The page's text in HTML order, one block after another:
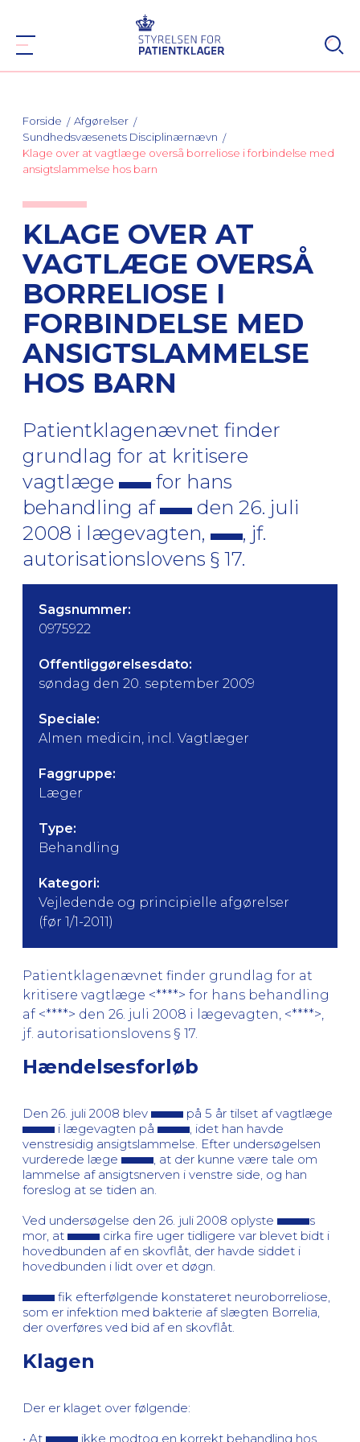
Forside
Afgørelser
Sundhedsvæsenets Disciplinærnævn
Klage over at vagtlæge overså borreliose i forbindelse med
ansigtslammelse hos barn
KLAGE OVER AT
VAGTLÆGE OVERSÅ
BORRELIOSE I
FORBINDELSE MED
ANSIGTSLAMMELSE
HOS BARN
Patientklagenævnet finder
grundlag for at kritisere
vagtlæge
for hans
behandling af
den 26. juli
2008 i lægevagten,
, jf.
autorisationslovens § 17.
Sagsnummer:
0975922
Offentliggørelsesdato:
søndag den 20. september 2009
Speciale:
Almen medicin, incl. Vagtlæger
Faggruppe:
Læger
Type:
Behandling
Kategori:
Vejledende og principielle afgørelser
(før 1/1-2011)
Patientklagenævnet finder grundlag for at
kritisere vagtlæge <****> for hans behandling
af <****> den 26. juli 2008 i lægevagten, <****>,
jf. autorisationslovens § 17.
Hændelsesforløb
Den 26. juli 2008 blev
på 5 år tilset af vagtlæge
i lægevagten på
, idet han havde
venstresidig ansigtslammelse. Efter undersøgelsen
vurderede læge
, at der kunne være tale om
lammelse af ansigtsnerven i venstre side, og han
foreslog at se tiden an.
Ved undersøgelse den 26. juli 2008 oplyste
s
mor, at
cirka fire uger tidligere var blevet bidt i
hovedbunden af en skovflåt, der havde siddet i
hovedbunden i lidt over et døgn.
fik efterfølgende konstateret neuroborreliose,
som er infektion med bakterie af slægten Borrelia,
der overføres ved bid af en skovflåt.
Klagen
Der er klaget over følgende:
• At
ikke modtog en korrekt behandling hos